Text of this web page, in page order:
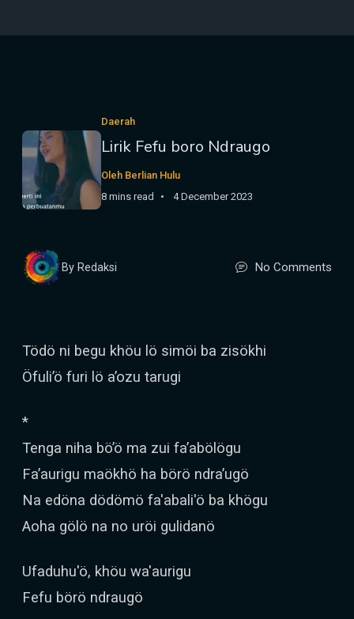
Daerah
Lirik Fefu boro Ndraugo
Oleh Berlian Hulu
8 mins read
4 December 2023
By Redaksi No Comments
Tödö ni begu khöu lö simöi ba zisökhi
Öfuli’ö furi lö a’ozu tarugi
*
Tenga niha bö’ö ma zui fa’abölögu
Fa’aurigu maökhö ha börö ndra’ugö
Na edöna dödömö fa'abali'ö ba khögu
Aoha gölö na no uröi gulidanö
Ufaduhu'ö, khöu wa'aurigu
Fefu börö ndraugö